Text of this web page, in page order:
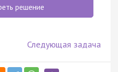
решение
Следующая задача